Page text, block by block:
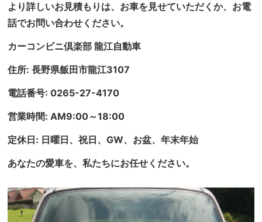
より詳しいお見積もりは、お車を見せていただくか、お電
話でお問い合わせください。
カーコンビニ倶楽部 龍江自動車
住所: 長野県飯田市龍江3107
電話番号: 0265-27-4170
営業時間: AM9:00～18:00
定休日: 日曜日、祝日、GW、お盆、年末年始
あなたの愛車を、私たちにお任せください。